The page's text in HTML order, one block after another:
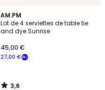
AM.PM
Lot de 4 serviettes de table tie
and dye Sunrise
27,00 €
45,00 €
3,6
/ 5
3,6